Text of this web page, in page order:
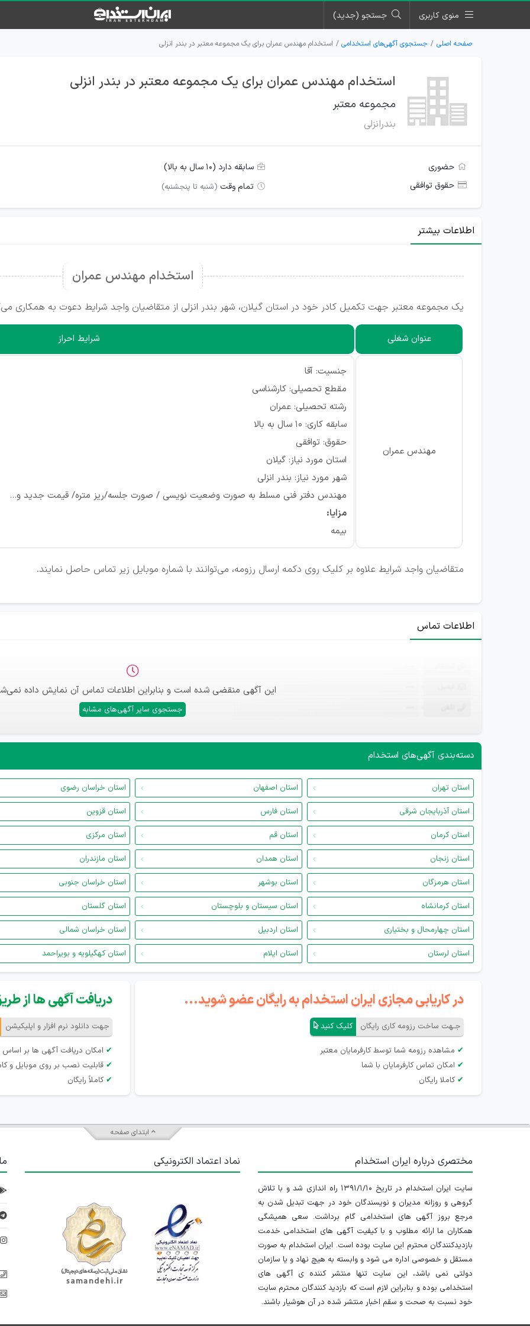
منوی کاربری جستجو (جدید)
صفحه اصلی جستجوی آگهی‌های استخدامی استخدام مهندس عمران برای یک مجموعه معتبر در بندر انزلی
استخدام مهندس عمران برای یک مجموعه معتبر در بندر انزلی
مجموعه معتبر
بندرانزلی
حضوری
سابقه دارد (۱۰ سال به بالا)
حقوق توافقی
تمام وقت (شنبه تا پنجشنبه)
اطلاعات بیشتر
استخدام مهندس عمران
یک مجموعه معتبر جهت تکمیل کادر خود در استان گیلان، شهر بندر انزلی از متقاضیان واجد شرایط دعوت به همکاری
عنوان شغلی شرایط احراز
مهندس عمران
جنسیت: آقا
مقطع تحصیلی: کارشناسی
رشته تحصیلی: عمران
سابقه کاری: ۱۰ سال به بالا
حقوق: توافقی
استان مورد نیاز: گیلان
شهر مورد نیاز: بندر انزلی
مهندس دفتر فنی مسلط به صورت وضعیت نویسی / صورت جلسه/ریز متره/ قیمت جدید و…
مزایا:
بیمه
متقاضیان واجد شرایط علاوه بر کلیک روی دکمه ارسال رزومه، می‌توانند با شماره موبایل زیر تماس حاصل نمایند.
اطلاعات تماس
این آگهی منقضی شده است و بنابراین اطلاعات تماس آن نمایش داده
جستجوی سایر آگهی‌های مشابه
دسته‌بندی آگهی‌های استخدام
استان تهران استان اصفهان
استان خراسان رضوی
استان آذربایجان شرقی
استان فارس
استان قزوین
استان کرمان
استان قم
استان مرکزی
استان زنجان
استان همدان
استان مازندران
استان هرمزگان
استان بوشهر
استان خراسان جنوبی
استان کرمانشاه
استان سیستان و بلوچستان
استان گلستان
استان چهارمحال و بختیاری
استان اردبیل
استان خراسان شمالی
استان لرستان
استان ایلام استان کهگیلویه و بویراحمد
در کاریابی مجازی ایران استخدام به رایگان عضو شوید...
جـهت ساخت رزومه کاری رایگان کلیک کنید
✔ مشاهده رزومه شما توسط کارفرمایان معتبر
✔ امکان تماس کارفرمایان با شما
✔ کاملا رایگان
دریافت آگهی ها از
جهت دانلود نرم افزار و اپلیکیشن
✔ امکان دریافت آگهی ها بر
✔ قابلیت نصب بر روی موبایل و
✔ کاملاً رایگان
ابتدای صفحه
مختصری درباره ایران استخدام
سایت ایران استخدام در تاریخ ۱۳۹۱/۱/۱۰ راه اندازی شد و با تلاش
گروهی و روزانه مدیران و نویسندگان خود در جهت تبدیل شدن به
مرجع بروز آگهی های استخدامی گام برداشت. سعی همیشگی
همکاران ما ارائه مطلوب و با کیفیت آگهی های استخدامی خدمت
بازدیدکنندگان محترم این سایت بوده است. ایران استخدام به صورت
مستقل و خصوصی اداره می شود و وابسته به هیچ نهاد و یا سازمان
دولتی نمی باشد، این سایت تنها منتشر کننده ی آگهی های
استخدامی بوده و بنابراین لازم است که بازدید کنندگان محترم سایت
خود نسبت به صحت و سقم اخبار منتشر شده در آن هوشیار باشند.
نماد اعتماد الکترونیکی